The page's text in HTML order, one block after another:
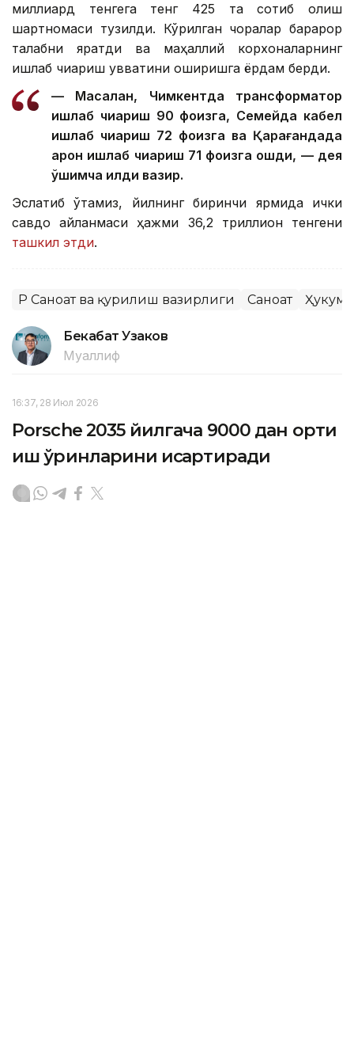
миллиард тенгега тенг 425 та сотиб олиш
шартномаси тузилди. Кўрилган чоралар барқарор
талабни яратди ва маҳаллий корхоналарнинг
ишлаб чиқариш қувватини оширишга ёрдам берди.
— Масалан, Чимкентда трансформатор
ишлаб чиқариш 90 фоизга, Семейда кабел
ишлаб чиқариш 72 фоизга ва Қарағандада
арқон ишлаб чиқариш 71 фоизга ошди, — дея
қўшимча қилди вазир.
Эслатиб ўтамиз, йилнинг биринчи ярмида ички
савдо айланмаси ҳажми 36,2 триллион тенгени
ташкил этди.
ҚР Саноат ва қурилиш вазирлиги Саноат
Бекабат Узаков
Муаллиф
16:37, 28 Июл 2026
Porsche 2035 йилгача 9000 дан ортиқ
иш ўринларини қисқартиради